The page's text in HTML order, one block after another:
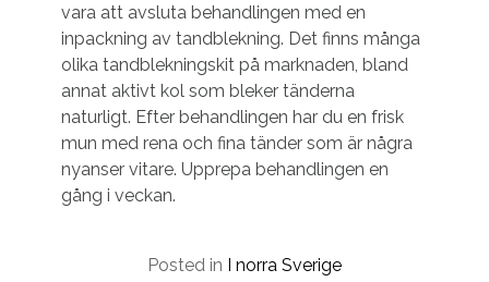
vara att avsluta behandlingen med en
inpackning av tandblekning. Det finns många
olika tandblekningskit på marknaden, bland
annat aktivt kol som bleker tänderna
naturligt. Efter behandlingen har du en frisk
mun med rena och fina tänder som är några
nyanser vitare. Upprepa behandlingen en
gång i veckan.
Posted in I norra Sverige